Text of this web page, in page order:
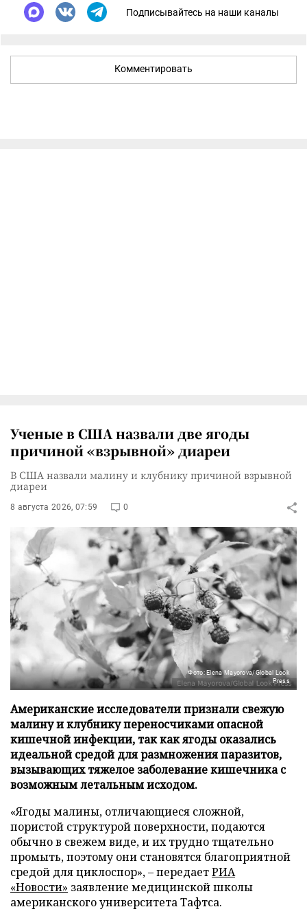
Подписывайтесь на наши каналы
Комментировать
Ученые в США назвали две ягоды
причиной «взрывной» диареи
В США назвали малину и клубнику причиной взрывной
диареи
8 августа 2026, 07:59 0
Фото: Elena Mayorova/Global Look
Press
Американские исследователи признали свежую
малину и клубнику переносчиками опасной
кишечной инфекции, так как ягоды оказались
идеальной средой для размножения паразитов,
вызывающих тяжелое заболевание кишечника с
возможным летальным исходом.
«Ягоды малины, отличающиеся сложной,
пористой структурой поверхности, подаются
обычно в свежем виде, и их трудно тщательно
промыть, поэтому они становятся благоприятной
средой для циклоспор», – передаетРИА
«Новости» заявление медицинской школы
американского университета Тафтса.